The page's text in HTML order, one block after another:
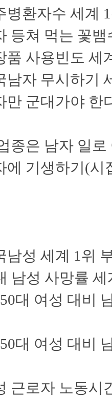
환자수 세계
쳐 먹는 꽃뱀
사용빈도 세
자 무시하기
군대가야 한
은 남자 일로
기생하기(시
성 세계 1위
성 사망률 세
대 여성 대비
대 여성 대비
로자 노동시